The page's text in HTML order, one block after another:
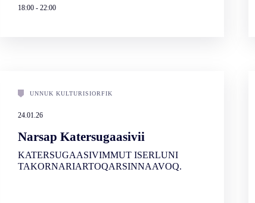
18:00- 22:00
UNNUK KULTURISIORFIK
24.01.26
Narsap Katersugaasivii
KATERSUGAASIVIMMUT ISERLUNI
TAKORNARIARTOQARSINNAAVOQ.